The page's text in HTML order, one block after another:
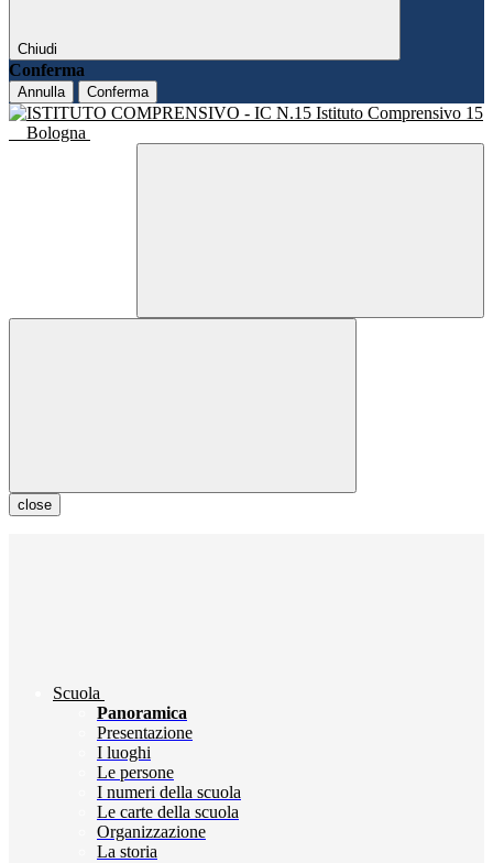
Chiudi
Conferma
Annulla Conferma
Istituto Comprensivo 15
Bologna
close
Scuola
Panoramica
Presentazione
I luoghi
Le persone
I numeri della scuola
Le carte della scuola
Organizzazione
La storia